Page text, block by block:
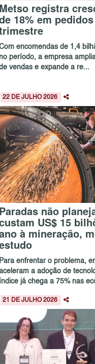
Metso registra
18% em pedidos
encomendas de 1,4
no período, a empresa
vendas e expande a re...
22 DE JULHO 2026
Paradas não
US$ 15
à mineração,
Para enfrentar o problema,
a adoção de
índice já chega a 75% nas
21 DE JULHO 2026